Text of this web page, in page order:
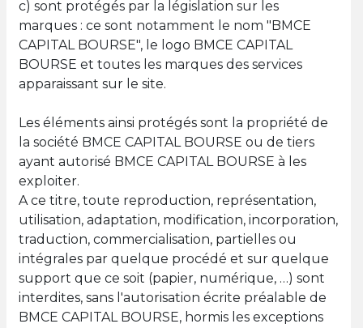
c) sont protégés par la législation sur les
marques : ce sont notamment le nom "BMCE
CAPITAL BOURSE", le logo BMCE CAPITAL
BOURSE et toutes les marques des services
apparaissant sur le site.
Les éléments ainsi protégés sont la propriété de
la société BMCE CAPITAL BOURSE ou de tiers
ayant autorisé BMCE CAPITAL BOURSE à les
exploiter.
A ce titre, toute reproduction, représentation,
utilisation, adaptation, modification, incorporation,
traduction, commercialisation, partielles ou
intégrales par quelque procédé et sur quelque
support que ce soit (papier, numérique, …) sont
interdites, sans l'autorisation écrite préalable de
BMCE CAPITAL BOURSE, hormis les exceptions